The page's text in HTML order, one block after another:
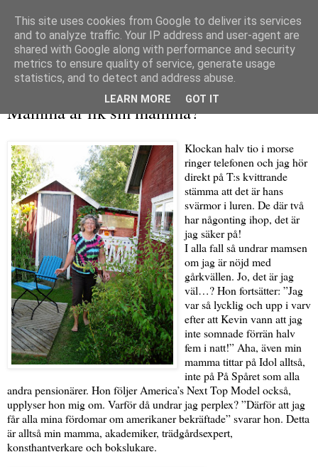
Mamma är lik sin mamma?
Klockan halv tio i morse
ringer telefonen och jag hör
direkt på T:s kvittrande
stämma att det är hans
svärmor i luren. De där två
har någonting ihop, det är
jag säker på!
I alla fall så undrar mamsen
om jag är nöjd med
gårkvällen. Jo, det är jag
väl…? Hon fortsätter: ”Jag
var så lycklig och upp i varv
efter att Kevin vann att jag
inte somnade förrän halv
fem i natt!” Aha, även min
mamma tittar på Idol alltså,
inte på På Spåret som alla
andra pensionärer. Hon följer America’s Next Top Model också,
upplyser hon mig om. Varför då undrar jag perplex? ”Därför att jag
får alla mina fördomar om amerikaner bekräftade” svarar hon. Detta
är alltså min mamma, akademiker, trädgårdsexpert,
konsthantverkare och bokslukare.
This site uses cookies from Google to deliver its services
and to analyze traffic. Your IP address and user-agent are
shared with Google along with performance and security
metrics to ensure quality of service, generate usage
statistics, and to detect and address abuse.
LEARN MORE GOT IT